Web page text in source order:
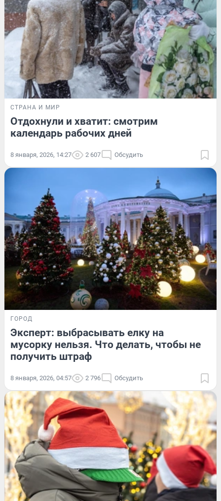
СТРАНА И МИР
Отдохнули и хватит: смотрим
календарь рабочих дней
8 января, 2026, 14:27 2 607 Обсудить
ГОРОД
Эксперт: выбрасывать елку на
мусорку нельзя. Что делать, чтобы не
получить штраф
8 января, 2026, 04:57 2 796 Обсудить